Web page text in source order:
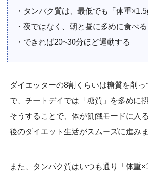
・タンパク質は、最低でも「体重
・夜ではなく、朝と昼に多めに食べる
・できれば20~30分ほど運動する
ダイエッターの8割くらいは糖質を削
で、チートデイでは「糖質」を多めに
そうすることで、体が飢餓モードに入
後のダイエット生活がスムーズに進みま
また、タンパク質はいつも通り「体重